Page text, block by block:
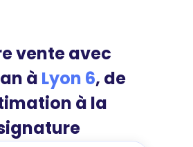
vente avec
à Lyon 6, de
à la